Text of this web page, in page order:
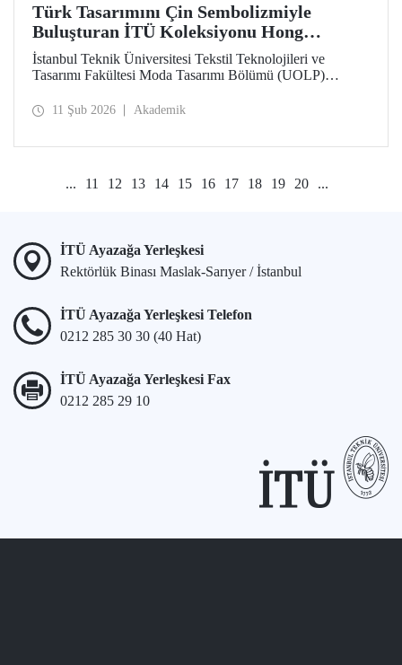
Türk Tasarımını Çin Sembolizmiyle
Buluşturan İTÜ Koleksiyonu Hong
Kong’ta Sergilendi
İstanbul Teknik Üniversitesi Tekstil Teknolojileri ve
Tasarımı Fakültesi Moda Tasarımı Bölümü (UOLP)
tasarlanan ve Öğr. Gör. Dr. Belgin Görgün’ün
sahipliğinde düzenlenen defilede tanıtıldı.
11 Şub 2026 Akademik
... 11 12 13 14 15 16 17 18 19 20 ...
İTÜ Ayazağa Yerleşkesi
Rektörlük Binası Maslak-Sarıyer / İstanbul
İTÜ Ayazağa Yerleşkesi Telefon
0212 285 30 30 (40 Hat)
İTÜ Ayazağa Yerleşkesi Fax
0212 285 29 10